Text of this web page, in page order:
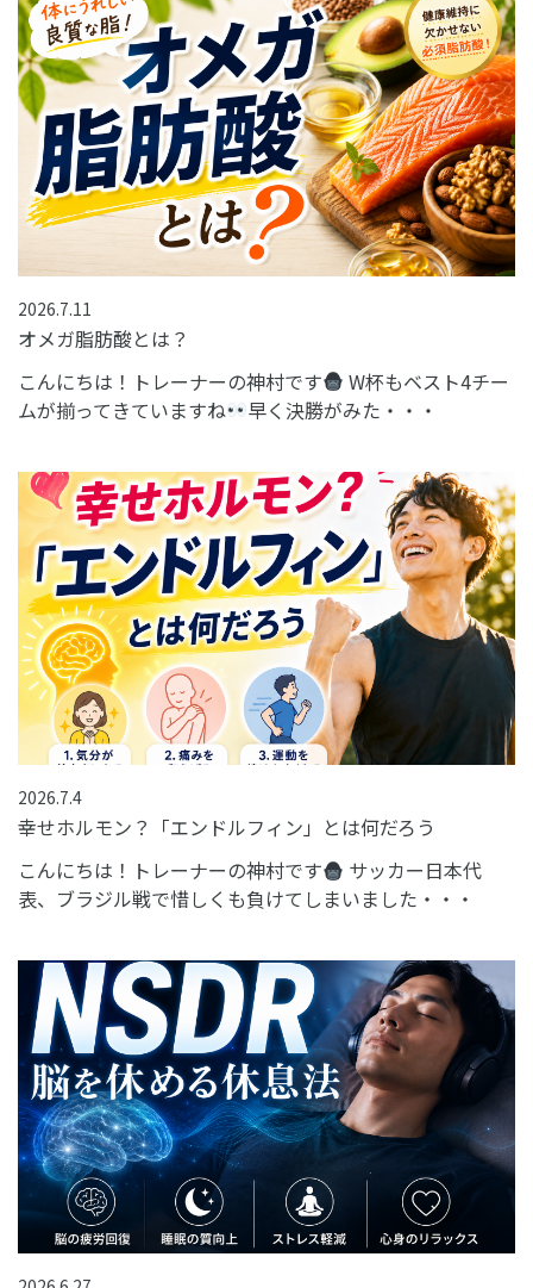
2026.7.11
オメガ脂肪酸とは？
こんにちは！トレーナーの神村です
W杯もベスト4チー
ムが揃ってきていますね
早く決勝がみた・・・
2026.7.4
幸せホルモン？「エンドルフィン」とは何だろう
こんにちは！トレーナーの神村です
サッカー日本代
表、ブラジル戦で惜しくも負けてしまいました・・・